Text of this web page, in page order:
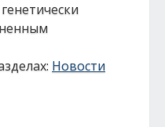
Новости